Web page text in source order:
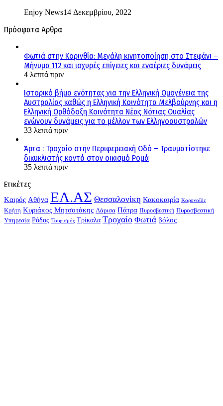
Enjoy News14 Δεκεμβρίου, 2022
Πρόσφατα Άρθρα
Φωτιά στην Κορινθία: Μεγάλη κινητοποίηση στο Στεφάνι –
Μήνυμα 112 και ισχυρές επίγειες και εναέριες δυνάμεις
4 λεπτά πριν
Ιστορικό βήμα ενότητας για την Ελληνική Ομογένεια της
Αυστραλίας καθώς η Ελληνική Κοινότητα Μελβούρνης και η
Ελληνική Ορθόδοξη Κοινότητα Νέας Νότιας Ουαλίας
ενώνουν δυνάμεις για το μέλλον των Ελληνοαυστραλών
33 λεπτά πριν
Άρτα : Τροχαίο στην Περιφερειακή Οδό – Τραυματίστηκε
δικυκλιστής κοντά στον οικισμό Ρομά
35 λεπτά πριν
Ετικέτες
Kαιρός Αθήνα ΕΛ.ΑΣ Θεσσαλονίκη Κακοκαιρία Κορονοϊός
Κρήτη Κυριάκος Μητσοτάκης Λάρισα Πάτρα Πυροσβεστική Πυροσβεστική
Υπηρεσία Ρόδος Τουρισμός Τρίκαλα Τροχαίο Φωτιά βόλος